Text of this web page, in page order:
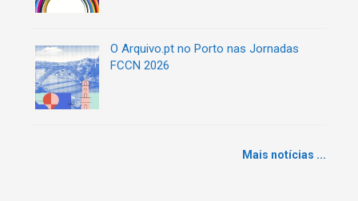
O Arquivo.pt no Porto nas Jornadas
FCCN 2026
Mais notícias ...